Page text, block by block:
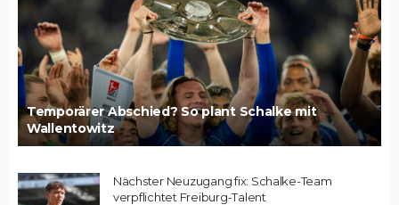
Temporärer Abschied? So plant Schalke mit
Wallentowitz
Nächster Neuzugang fix: Schalke-Team
verpflichtet Freiburg-Talent